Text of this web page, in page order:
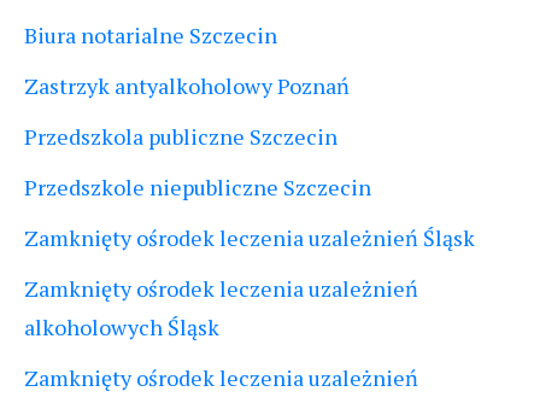
Biura notarialne Szczecin
Zastrzyk antyalkoholowy Poznań
Przedszkola publiczne Szczecin
Przedszkole niepubliczne Szczecin
Zamknięty ośrodek leczenia uzależnień Śląsk
Zamknięty ośrodek leczenia uzależnień
alkoholowych Śląsk
Zamknięty ośrodek leczenia uzależnień